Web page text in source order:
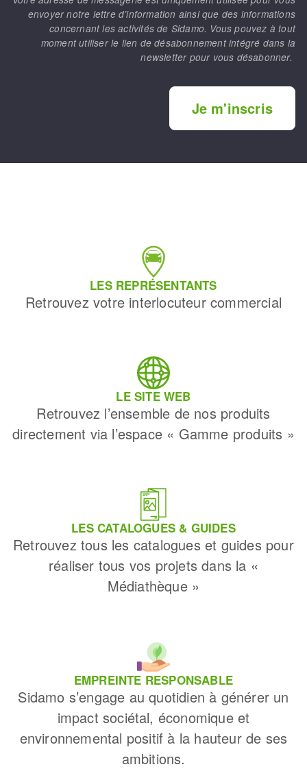
envoyer notre lettre d’information ainsi que des informations
concernant les activités de Sidamo. Vous pouvez à tout
moment utiliser le lien de désabonnement intégré dans la
newsletter pour vous désabonner.
Je m'inscris
LES REPRÉSENTANTS
Retrouvez votre interlocuteur commercial
LE SITE WEB
Retrouvez l’ensemble de nos produits
directement via l’espace « Gamme produits »
LES CATALOGUES & GUIDES
Retrouvez tous les catalogues et guides pour
réaliser tous vos projets dans la «
Médiathèque »
EMPREINTE RESPONSABLE
Sidamo s’engage au quotidien à générer un
impact sociétal, économique et
environnemental positif à la hauteur de ses
ambitions.